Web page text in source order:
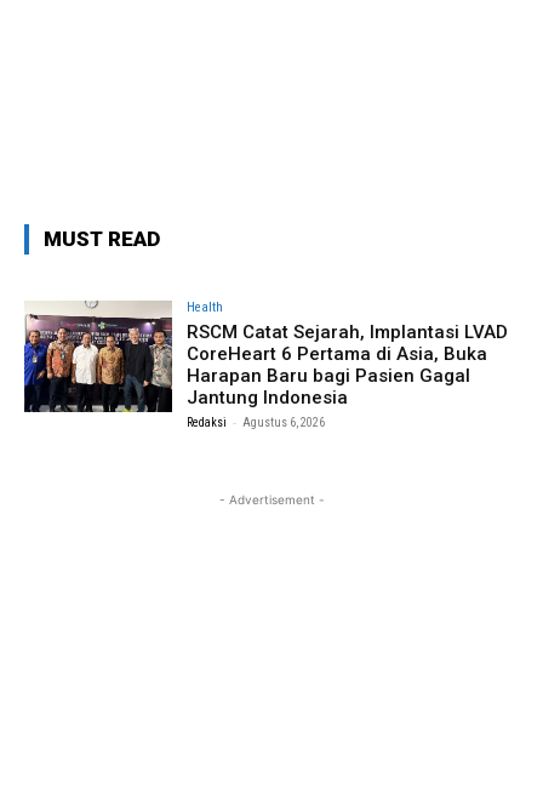
MUST READ
Health
RSCM Catat Sejarah, Implantasi LVAD
CoreHeart 6 Pertama di Asia, Buka
Harapan Baru bagi Pasien Gagal
Jantung Indonesia
Redaksi - Agustus 6, 2026
- Advertisement -